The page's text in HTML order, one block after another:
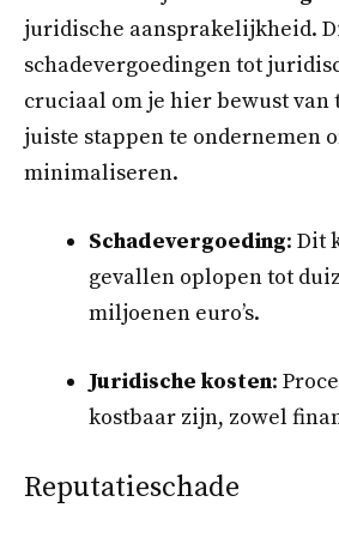
juridische aansprakelijkheid.
schadevergoedingen tot
cruciaal om je hier bewust van
juiste stappen te ondernemen
minimaliseren.
Schadevergoeding: Dit
gevallen oplopen tot
miljoenen euro’s.
Juridische kosten:
kostbaar zijn, zowel
Reputatieschade